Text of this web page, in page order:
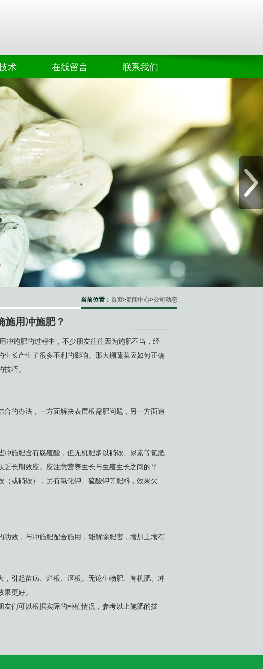
术 在线留言 联系我们
当前位置： 首页>新闻中心>公司动态
施用冲施肥？
施肥的过程中，不少朋友往往因为施肥不当，经
长产生了很多不利的影响。那大棚蔬菜应如何正确
巧。
的办法，一方面解决表层根需肥问题，另一方面追
施肥含有腐殖酸，但无机肥多以硝铵、尿素等氮肥
长期效应。应注意营养生长与生殖生长之间的平
或硝铵），另有氯化钾、硫酸钾等肥料，效果欠
效，与冲施肥配合施用，能解除肥害，增加土壤有
引起苗病、烂根、沤根。无论生物肥、有机肥、冲
更好。
们可以根据实际的种植情况，参考以上施肥的技